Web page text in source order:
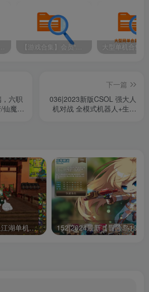
最新单机合集1站-仅本站用户可下载（直链满速下载） 【游戏合集】会员“知己”分享 1T网游单机大合集 某宝购买收集 带架设教程视频(部分免虚拟机一键端 )
六职
仙魔双
下一篇
036|2023新版CSOL 强大人
机对战 全模式机器人+生化
119 | 【更新】热血江湖单机网游20.0版一键端GM无限元宝虚拟机安装简单